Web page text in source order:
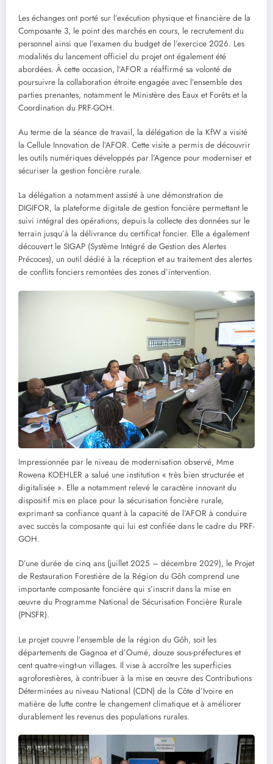
Les échanges ont porté sur l’exécution physique et financière de la
Composante 3, le point des marchés en cours, le recrutement du
personnel ainsi que l’examen du budget de l’exercice 2026. Les
modalités du lancement officiel du projet ont également été
abordées. À cette occasion, l’AFOR a réaffirmé sa volonté de
poursuivre la collaboration étroite engagée avec l’ensemble des
parties prenantes, notamment le Ministère des Eaux et Forêts et la
Coordination du PRF-GOH.
Au terme de la séance de travail, la délégation de la KfW a visité
la Cellule Innovation de l’AFOR. Cette visite a permis de découvrir
les outils numériques développés par l’Agence pour moderniser et
sécuriser la gestion foncière rurale.
La délégation a notamment assisté à une démonstration de
DIGIFOR, la plateforme digitale de gestion foncière permettant le
suivi intégral des opérations, depuis la collecte des données sur le
terrain jusqu’à la délivrance du certificat foncier. Elle a également
découvert le SIGAP (Système Intégré de Gestion des Alertes
Précoces), un outil dédié à la réception et au traitement des alertes
de conflits fonciers remontées des zones d’intervention.
Impressionnée par le niveau de modernisation observé, Mme
Rowena KOEHLER a salué une institution « très bien structurée et
digitalisée ». Elle a notamment relevé le caractère innovant du
dispositif mis en place pour la sécurisation foncière rurale,
exprimant sa confiance quant à la capacité de l’AFOR à conduire
avec succès la composante qui lui est confiée dans le cadre du PRF-
GOH.
D’une durée de cinq ans (juillet 2025 – décembre 2029), le Projet
de Restauration Forestière de la Région du Gôh comprend une
importante composante foncière qui s’inscrit dans la mise en
œuvre du Programme National de Sécurisation Foncière Rurale
(PNSFR).
Le projet couvre l’ensemble de la région du Gôh, soit les
départements de Gagnoa et d’Oumé, douze sous-préfectures et
cent quatre-vingt-un villages. Il vise à accroître les superficies
agroforestières, à contribuer à la mise en œuvre des Contributions
Déterminées au niveau National (CDN) de la Côte d’Ivoire en
matière de lutte contre le changement climatique et à améliorer
durablement les revenus des populations rurales.